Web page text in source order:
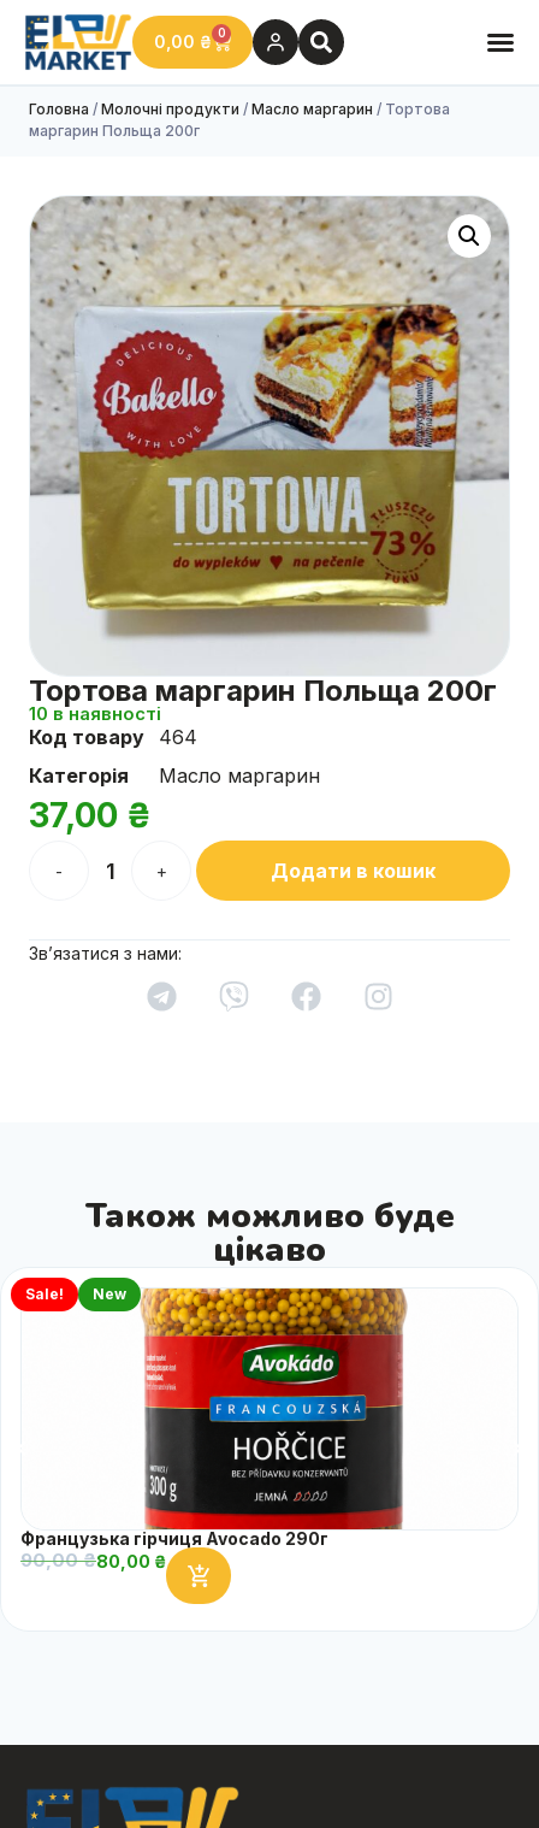
0,00 ₴ 0
Головна / Молочні продукти / Масло маргарин / Тортова
маргарин Польща 200г
Тортова маргарин Польща 200г
10 в наявності
Код товару
464
Категорія
Масло маргарин
37,00 ₴
- + Додати в кошик
Зв’язатися з нами:
Також можливо буде
цікаво
Sale! New
Французька гірчиця Avocado 290г
90,00₴80,00 ₴